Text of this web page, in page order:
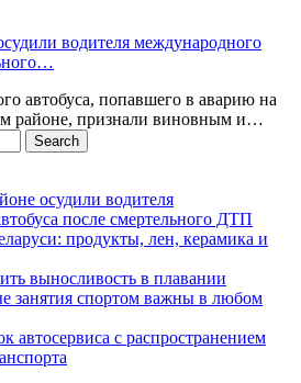
водителя международного
автобуса, попавшего в аварию на
районе, признали виновным и…
осудили водителя
после смертельного ДТП
продукты, лен, керамика и
выносливость в плавании
занятия спортом важны в любом
автосервиса с распространением